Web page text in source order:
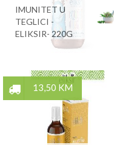
IMUNITET U
TEGLICI -
ELIKSIR- 220G
13,50 KM